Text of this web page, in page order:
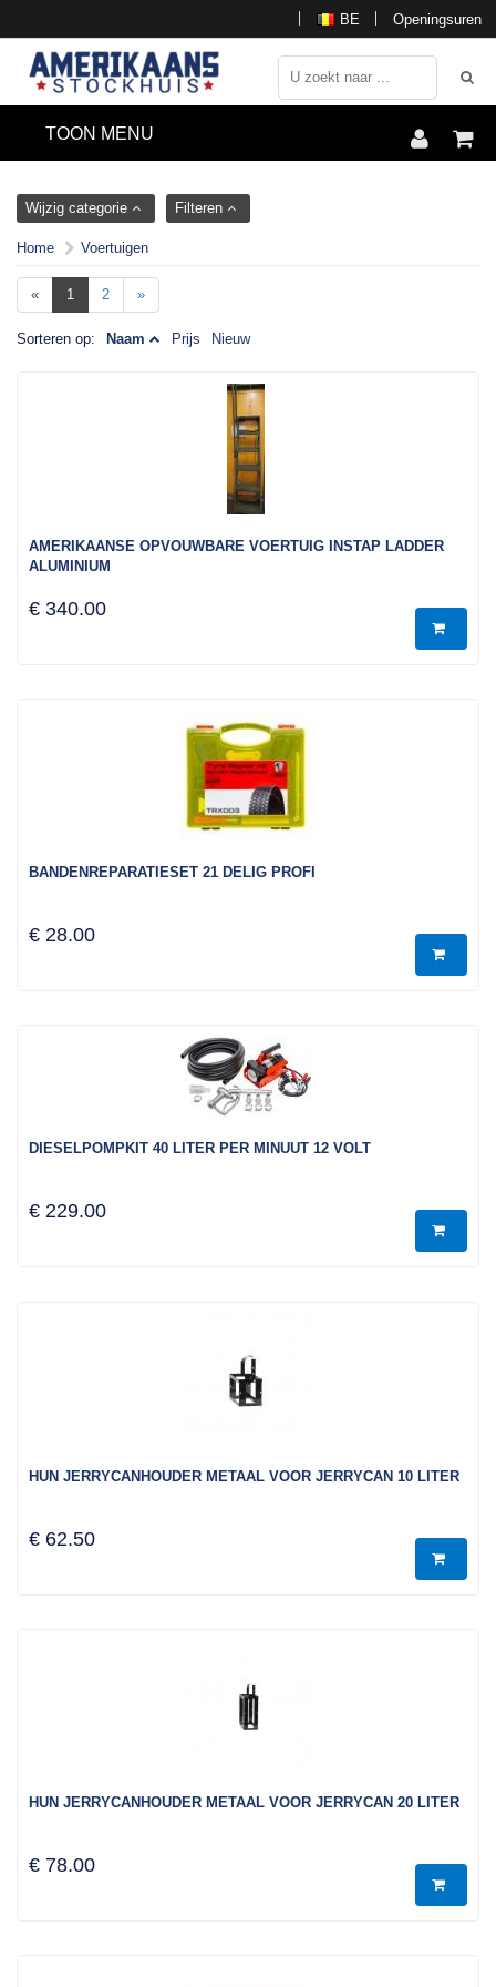
Openingsuren
BE
TOON MENU
Wijzig categorie Filteren
Home Voertuigen
« 1 2 »
Sorteren op: Naam Prijs Nieuw
AMERIKAANSE OPVOUWBARE VOERTUIG INSTAP LADDER
ALUMINIUM
€ 340.00
BANDENREPARATIESET 21 DELIG PROFI
€ 28.00
DIESELPOMPKIT 40 LITER PER MINUUT 12 VOLT
€ 229.00
HUN JERRYCANHOUDER METAAL VOOR JERRYCAN 10 LITER
€ 62.50
HUN JERRYCANHOUDER METAAL VOOR JERRYCAN 20 LITER
€ 78.00